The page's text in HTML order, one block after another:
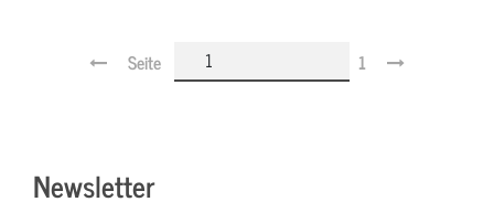
Seite 1
Newsletter